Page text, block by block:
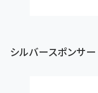
シルバースポンサー